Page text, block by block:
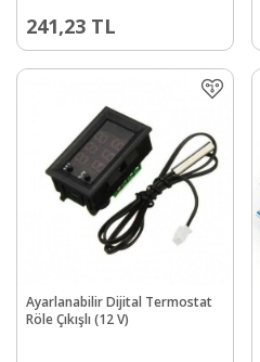
241,23 TL
Ayarlanabilir Dijital Termostat
Röle Çıkışlı (12 V)